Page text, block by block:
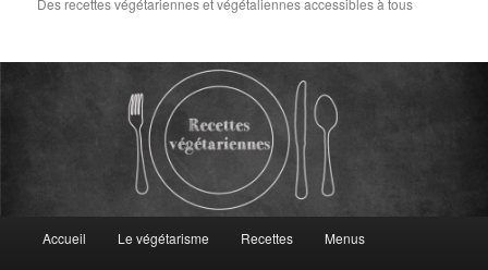
Des recettes végétariennes et végétaliennes accessibles à tous
Accueil Le végétarisme Recettes Menus